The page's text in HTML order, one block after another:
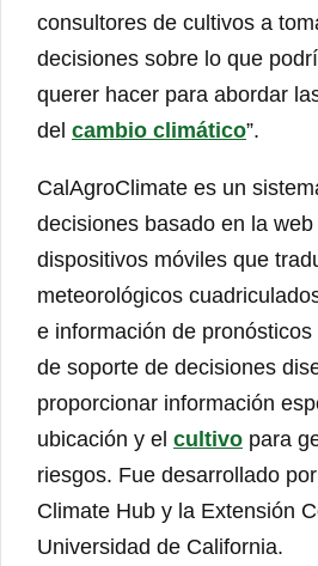
consultores de cultivos a
decisiones sobre lo que
querer hacer para abordar
del cambio climático”.
CalAgroClimate es un
decisiones basado en la
dispositivos móviles que
meteorológicos
e información de
de soporte de decisiones
proporcionar información
ubicación y el cultivo para
riesgos. Fue desarrollado
Climate Hub y la Extensión
Universidad de California.